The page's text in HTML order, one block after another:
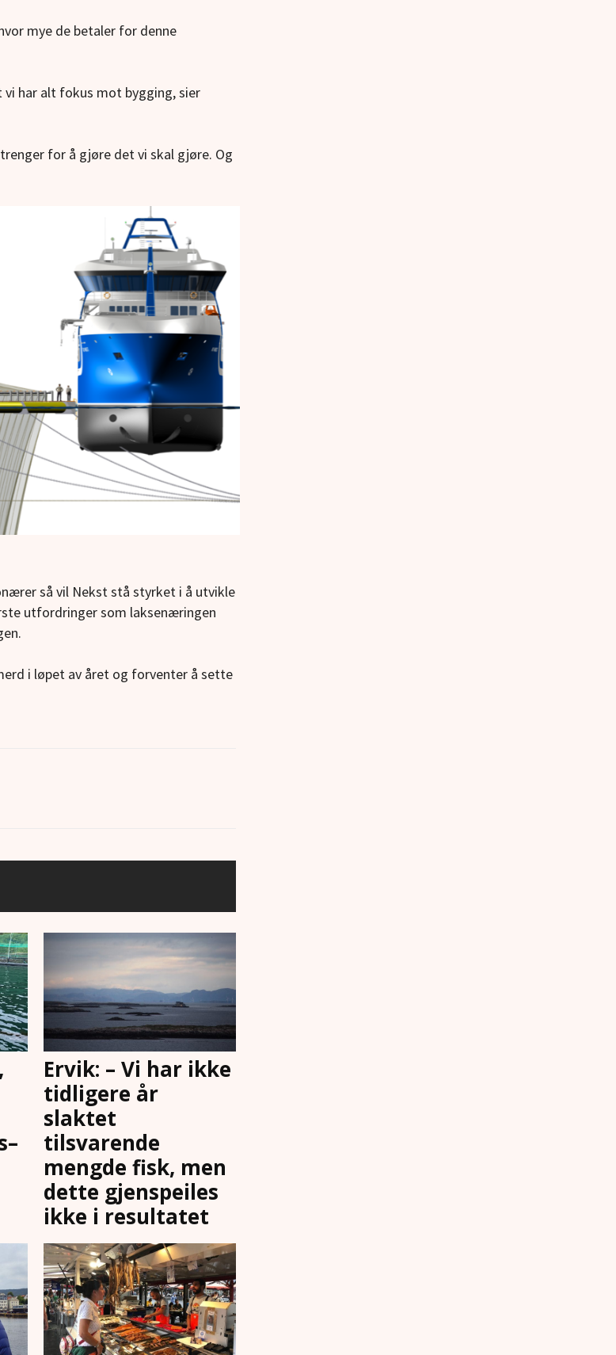
mye de betaler for denne
har alt fokus mot bygging, sier
for å gjøre det vi skal gjøre. Og
så vil Nekst stå styrket i å utvikle
utfordringer som laksenæringen
i løpet av året og forventer å sette
Ervik: – Vi har ikke
tidligere år
slaktet
tilsvarende
mengde fisk, men
dette gjenspeiles
ikke i resultatet